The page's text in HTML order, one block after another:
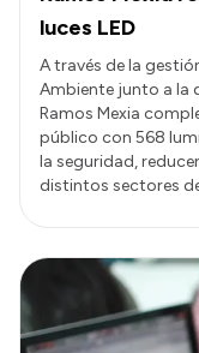
Convocatorias
Intranet
Login
luces LED
A través de la
Ambiente junto a la
Ramos Mexia
público con 568
la seguridad,
distintos sectores